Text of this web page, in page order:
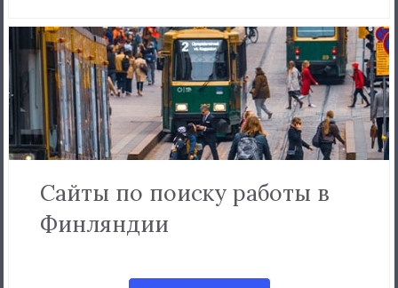
Сайты по поиску работы в
Финляндии